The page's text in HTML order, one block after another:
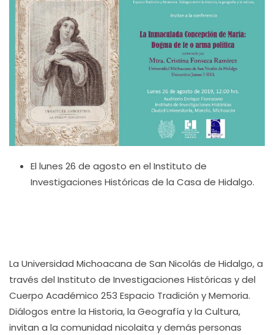
El lunes 26 de agosto en el Instituto de
Investigaciones Históricas de la Casa de Hidalgo.
La Universidad Michoacana de San Nicolás de Hidalgo, a
través del Instituto de Investigaciones Históricas y del
Cuerpo Académico 253 Espacio Tradición y Memoria.
Diálogos entre la Historia, la Geografía y la Cultura,
invitan a la comunidad nicolaita y demás personas